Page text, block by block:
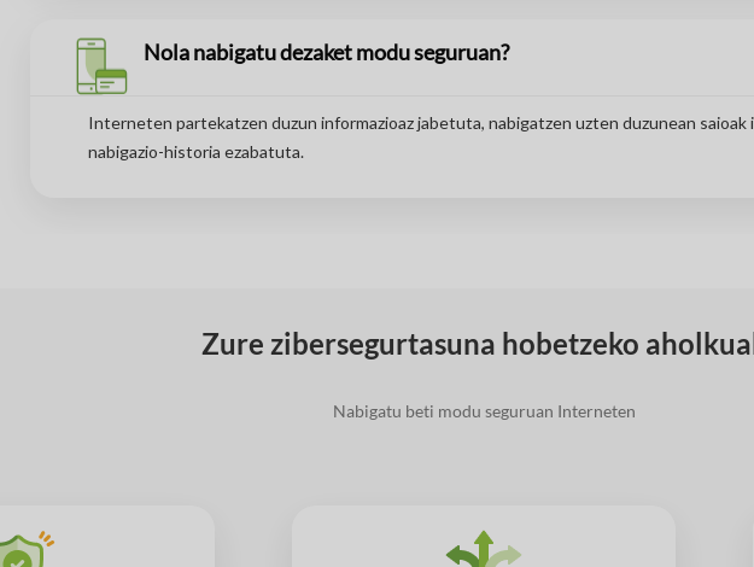
Nola nabigatu dezaket modu seguruan?
Interneten partekatzen duzun informazioaz jabetuta, nabigatzen uzten duzunean saioak
nabigazio-historia ezabatuta.
Zure zibersegurtasuna hobetzeko
Nabigatu beti modu seguruan Interneten